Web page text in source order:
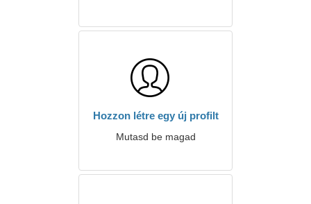
Hozzon létre egy új profilt
Mutasd be magad